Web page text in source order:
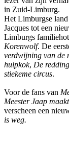
in Zuid-Limburg.
Het Limburgse
Jacques tot een
Limburgs
Korenwolf. De
verdwijning van de
hulpkok, De
stiekeme circus.
Voor de fans van
Meester Jaap
verscheen een
is weg.